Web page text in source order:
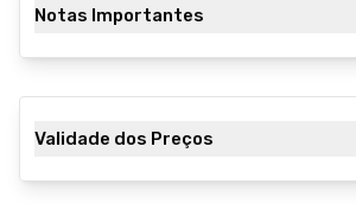
Notas Importantes
Validade dos Preços